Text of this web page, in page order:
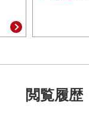
閲覧履歴